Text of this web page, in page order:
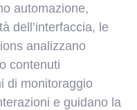
automazione,
dell’interfaccia, le
analizzano
contenuti
di monitoraggio
e guidano la